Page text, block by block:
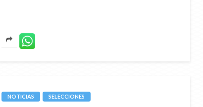
NOTICIAS SELECCIONES